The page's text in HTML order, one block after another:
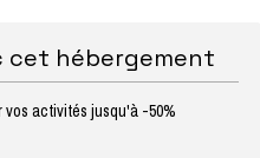
cet hébergement
vos activités jusqu'à -50%